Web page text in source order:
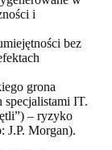
i
bez
grona
specjalistami IT.
– ryzyko
J.P. Morgan).